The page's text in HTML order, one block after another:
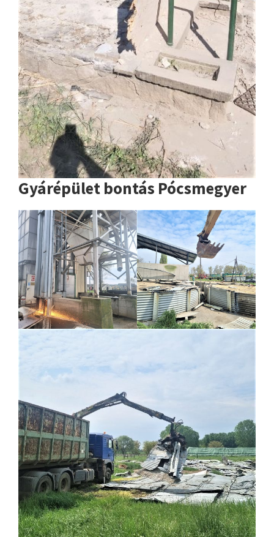
Gyárépület bontás Pócsmegyer